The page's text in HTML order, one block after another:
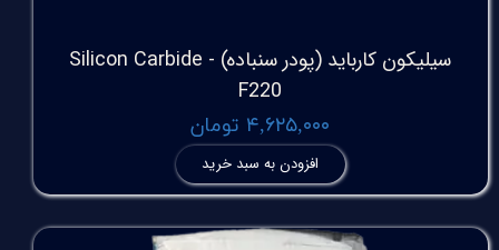
سیلیکون کارباید (پودر سنباده) Silicon Carbide -
F220
۴,۶۲۵,۰۰۰ تومان
افزودن به سبد خرید